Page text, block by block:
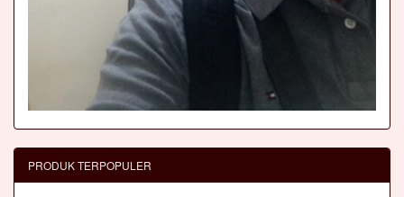
PRODUK TERPOPULER